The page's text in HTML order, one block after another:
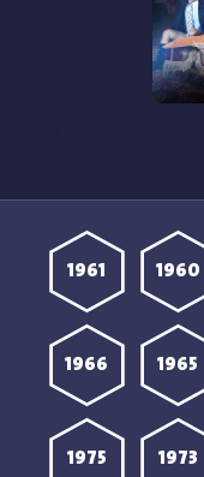
1960
1961
1965
1966
1973
1975